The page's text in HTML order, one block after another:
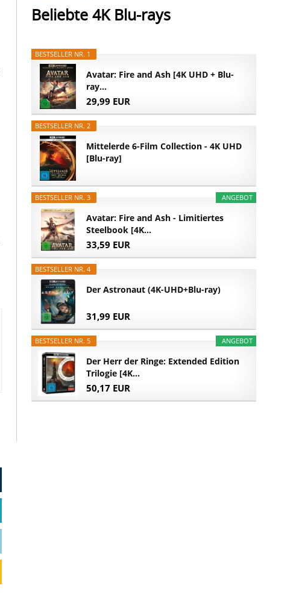
Beliebte 4K Blu-rays
BESTSELLER NR. 1
Avatar: Fire and Ash [4K UHD + Blu-
ray...
29,99 EUR
BESTSELLER NR. 2
Mittelerde 6-Film Collection - 4K UHD
[Blu-ray]
ANGEBOT
BESTSELLER NR. 3
Avatar: Fire and Ash - Limitiertes
Steelbook [4K...
33,59 EUR
BESTSELLER NR. 4
Der Astronaut (4K-UHD+Blu-ray)
31,99 EUR
ANGEBOT
BESTSELLER NR. 5
Der Herr der Ringe: Extended Edition
Trilogie [4K...
50,17 EUR